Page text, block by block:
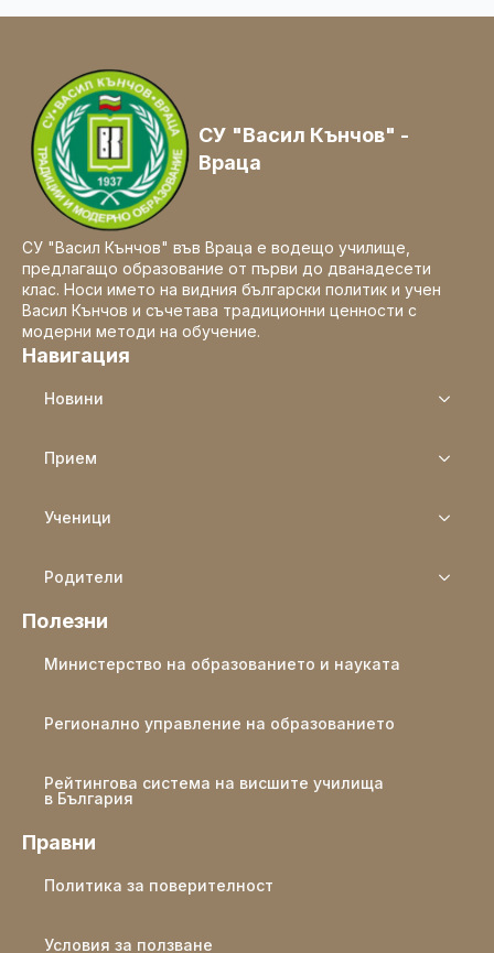
СУ "Васил Кънчов" -
Враца
СУ "Васил Кънчов" във Враца е водещо училище,
предлагащо образование от първи до дванадесети
клас. Носи името на видния български политик и учен
Васил Кънчов и съчетава традиционни ценности с
модерни методи на обучение.
Навигация
Новини
Прием
Ученици
Родители
Полезни
Министерство на образованието и науката
Регионално управление на образованието
Рейтингова система на висшите училища
в България
Правни
Политика за поверителност
Условия за ползване